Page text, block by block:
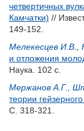
четвертичных
Камчатки) //
149-152.
Мелекесцев И.В.
и отложения
Наука. 102 с.
Мержанов А.Г.
теории
С. 318-321.